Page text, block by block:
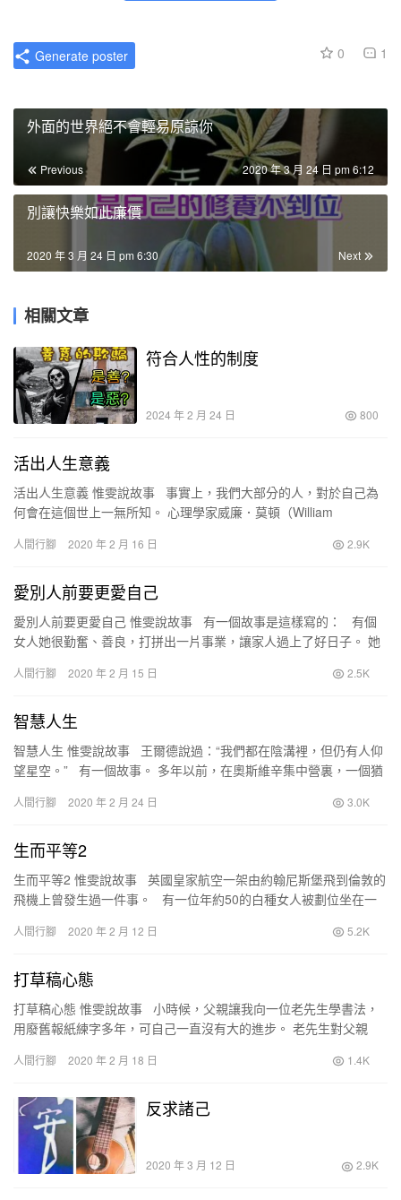
0 1
Generate poster
外面的世界絕不會輕易原諒你
Previous 2020 年 3 月 24 日 pm 6:12
別讓快樂如此廉價
Next
2020 年 3 月 24 日 pm 6:30
相關文章
符合人性的制度
2024 年 2 月 24 日 800
活出人生意義
活出人生意義 惟雯說故事 事實上，我們大部分的人，對於自己為
何會在這個世上一無所知。 心理學家威廉．莫頓（William
人間行腳 2020 年 2 月 16 日 2.9K
愛別人前要更愛自己
愛別人前要更愛自己 惟雯說故事 有一個故事是這樣寫的： 有個
女人她很勤奮、善良，打拼出一片事業，讓家人過上了好日子。 她
人間行腳 2020 年 2 月 15 日 2.5K
智慧人生
智慧人生 惟雯說故事 王爾德說過：“我們都在陰溝裡，但仍有人仰
望星空。” 有一個故事。 多年以前，在奧斯維辛集中營裏，一個猶
人間行腳 2020 年 2 月 24 日 3.0K
生而平等2
生而平等2 惟雯說故事 英國皇家航空一架由約翰尼斯堡飛到倫敦的
飛機上曾發生過一件事。 有一位年約50的白種女人被劃位坐在一
人間行腳 2020 年 2 月 12 日 5.2K
打草稿心態
打草稿心態 惟雯說故事 小時候，父親讓我向一位老先生學書法，
用廢舊報紙練字多年，可自己一直沒有大的進步。 老先生對父親
人間行腳 2020 年 2 月 18 日 1.4K
反求諸己
2020 年 3 月 12 日 2.9K